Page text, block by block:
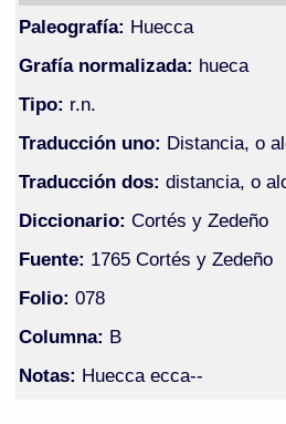
Paleografía: Huecca
Grafía normalizada: hueca
Tipo: r.n.
Traducción uno: Distancia, o
Traducción dos: distancia, o
Diccionario: Cortés y Zedeño
Fuente: 1765 Cortés y Zedeño
Folio: 078
Columna: B
Notas: Huecca ecca--